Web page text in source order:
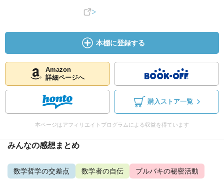
本棚に登録する
Amazon
詳細ページへ
購入ストア一覧
本ページはアフィリエイトプログラムによる収益を得ています
みんなの感想まとめ
数学哲学の交差点 数学者の自伝
ブルバキの秘密活動